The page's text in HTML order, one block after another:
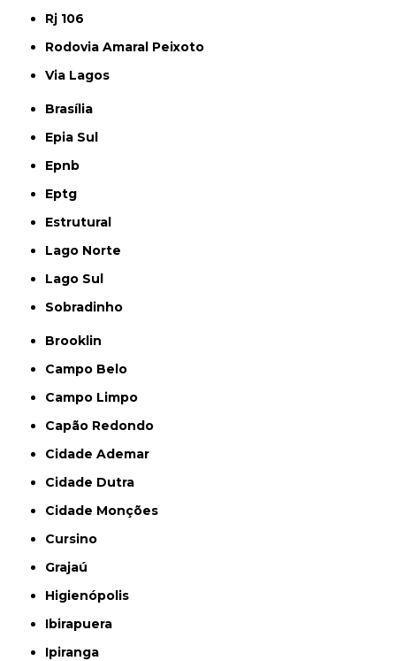
Rj 106
Rodovia Amaral Peixoto
Via Lagos
Brasília
Epia Sul
Epnb
Eptg
Estrutural
Lago Norte
Lago Sul
Sobradinho
Brooklin
Campo Belo
Campo Limpo
Capão Redondo
Cidade Ademar
Cidade Dutra
Cidade Monções
Cursino
Grajaú
Higienópolis
Ibirapuera
Ipiranga